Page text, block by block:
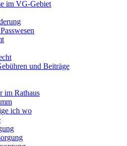
im VG-Gebiet
und Beiträge
im Rathaus
ich wo